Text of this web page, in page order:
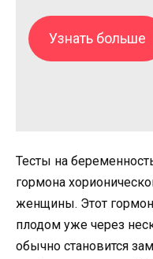
Узнать больше
Тесты на
гормона
женщины. Этот
плодом уже через
обычно становится